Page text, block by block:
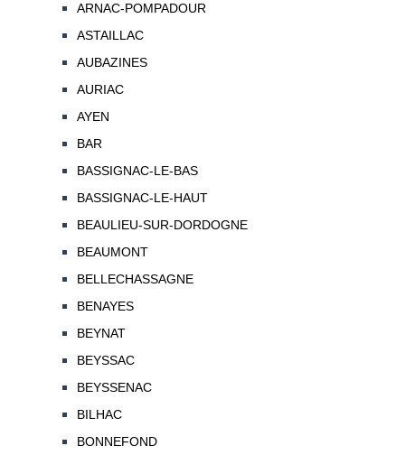
ARNAC-POMPADOUR
ASTAILLAC
AUBAZINES
AURIAC
AYEN
BAR
BASSIGNAC-LE-BAS
BASSIGNAC-LE-HAUT
BEAULIEU-SUR-DORDOGNE
BEAUMONT
BELLECHASSAGNE
BENAYES
BEYNAT
BEYSSAC
BEYSSENAC
BILHAC
BONNEFOND